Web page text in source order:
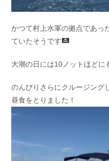
かつて村上水軍の拠点であっ
ていたそうです
大潮の日には10ノットほどに
のんびりさらにクルージング
昼食をとりました！